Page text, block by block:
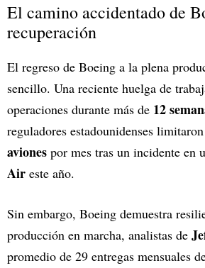
El camino accidentado de
recuperación
El regreso de Boeing a la plena
sencillo. Una reciente huelga de
operaciones durante más de 12
reguladores estadounidenses
aviones por mes tras un incidente en
Air este año.
Sin embargo, Boeing demuestra
producción en marcha, analistas de
promedio de 29 entregas mensuales